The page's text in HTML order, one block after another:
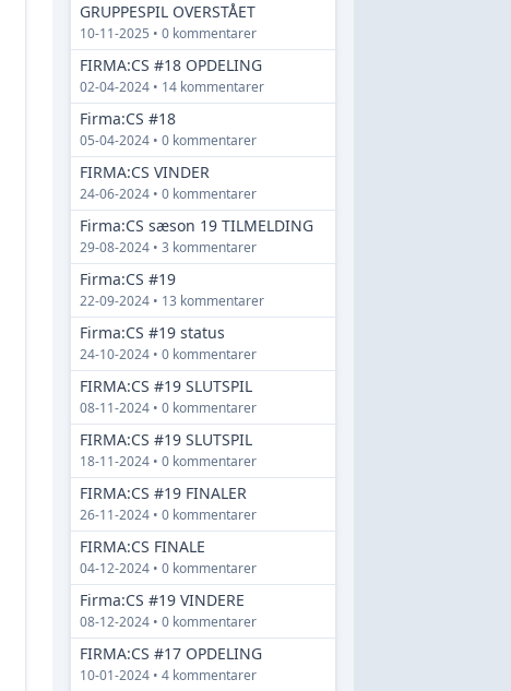
GRUPPESPIL OVERSTÅET
10-11-2025 • 0 kommentarer
FIRMA:CS #18 OPDELING
02-04-2024 • 14 kommentarer
Firma:CS #18
05-04-2024 • 0 kommentarer
FIRMA:CS VINDER
24-06-2024 • 0 kommentarer
Firma:CS sæson 19 TILMELDING
29-08-2024 • 3 kommentarer
Firma:CS #19
22-09-2024 • 13 kommentarer
Firma:CS #19 status
24-10-2024 • 0 kommentarer
FIRMA:CS #19 SLUTSPIL
08-11-2024 • 0 kommentarer
FIRMA:CS #19 SLUTSPIL
18-11-2024 • 0 kommentarer
FIRMA:CS #19 FINALER
26-11-2024 • 0 kommentarer
FIRMA:CS FINALE
04-12-2024 • 0 kommentarer
Firma:CS #19 VINDERE
08-12-2024 • 0 kommentarer
FIRMA:CS #17 OPDELING
10-01-2024 • 4 kommentarer